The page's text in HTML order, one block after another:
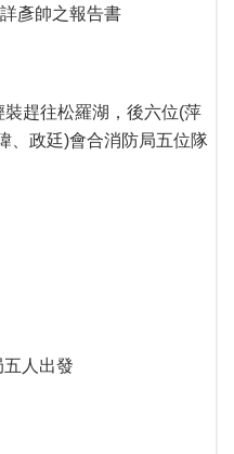
彥帥之報告書
趕往松羅湖，後六位(萍
、政廷)會合消防局五位隊
人出發